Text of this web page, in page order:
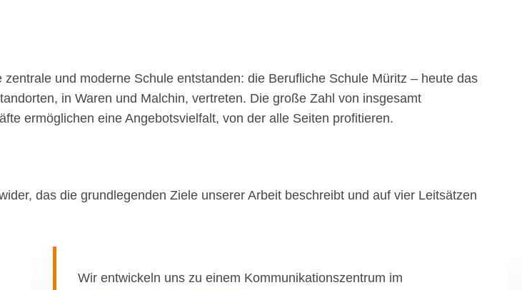
und moderne Schule entstanden: die Berufliche Schule Müritz – heute das
in Waren und Malchin, vertreten. Die große Zahl von insgesamt
ermöglichen eine Angebotsvielfalt, von der alle Seiten profitieren.
das die grundlegenden Ziele unserer Arbeit beschreibt und auf vier Leitsätzen
Wir entwickeln uns zu einem Kommunikationszentrum im